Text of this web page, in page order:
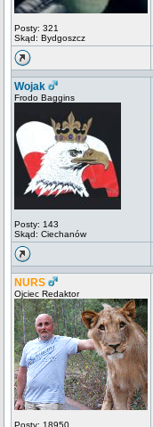
Posty: 321
Skąd: Bydgoszcz
Wojak
Frodo Baggins
Posty: 143
Skąd: Ciechanów
NURS
Ojciec Redaktor
Posty: 18950